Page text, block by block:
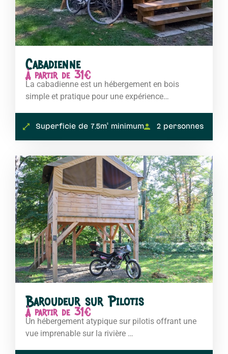
Cabadienne
À partir de 31€
La cabadienne est un hébergement en bois
simple et pratique pour une expérience…
Superficie de 7.5m² minimum 2 personnes
Baroudeur sur Pilotis
À partir de 31€
Un hébergement atypique sur pilotis offrant une
vue imprenable sur la rivière …